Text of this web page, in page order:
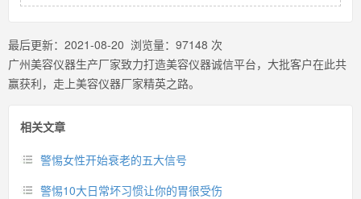
最后更新： 2021-08-20 浏览量： 97148 次
广州美容仪器生产厂家致力打造美容仪器诚信平台，大批客户在此共
赢获利，走上美容仪器厂家精英之路。
相关文章
警惕女性开始衰老的五大信号
警惕10大日常坏习惯让你的胃很受伤